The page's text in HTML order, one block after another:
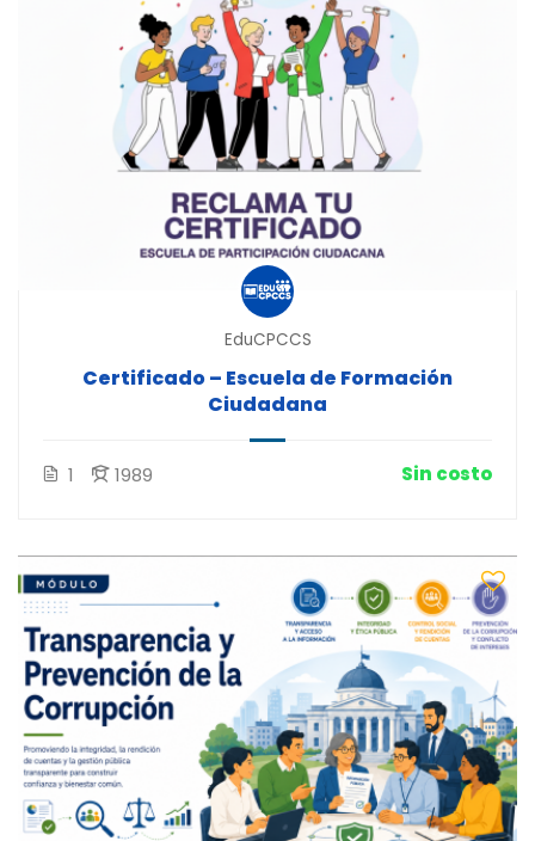
EduCPCCS
Certificado – Escuela de Formación
Ciudadana
1 1989 Sin costo